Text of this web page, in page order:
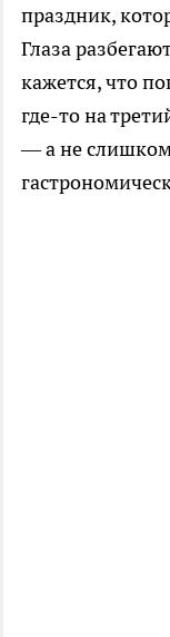
праздник,
Глаза
кажется, что
где-то на
— а не слишком